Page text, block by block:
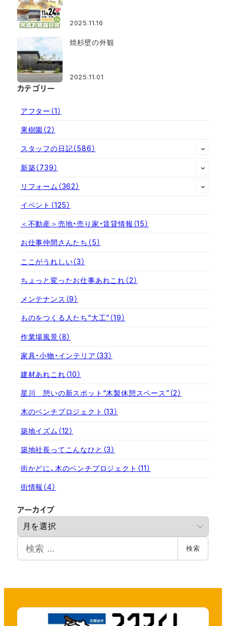
2025.11.16
焼杉壁の外観
2025.11.01
カテゴリー
アフター （1）
果樹園 （2）
スタッフの日記（586）
新築（739）
リフォーム （362）
イベント （125）
＜不動産＞売地・売り家・賃貸情報 （15）
お仕事仲間さんたち （5）
ここがうれしい（3）
ちょっと変ったお仕事あれこれ（2）
メンテナンス （9）
ものをつくる人たち“大工”（19）
作業場風景（8）
家具・小物・インテリア （33）
建材あれこれ（10）
星川 憩いの新スポット“木製休憩スペース”（2）
木のベンチプロジェクト （13）
築地イズム （12）
築地社長ってこんなひと （3）
街かどに、木のベンチプロジェクト （11）
街情報 （4）
アーカイブ
カ
検
検索